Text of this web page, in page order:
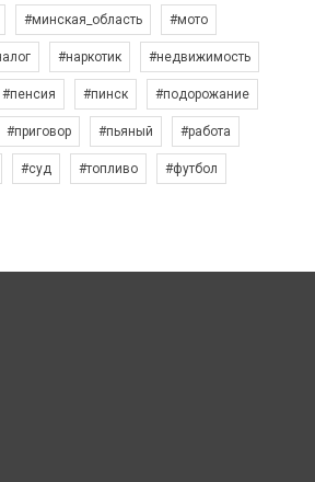
#минская_область #мото
#наркотик #недвижимость
#пенсия #пинск #подорожание
#приговор #пьяный #работа
#суд #топливо #футбол